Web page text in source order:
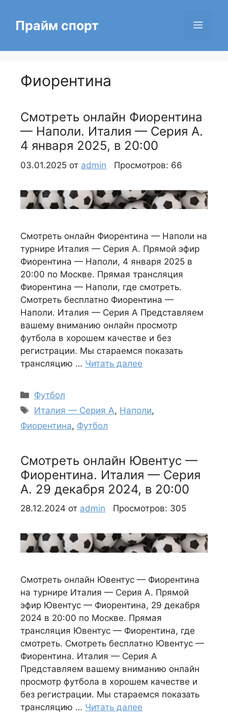
содержимому
Прайм спорт Меню
Фиорентина
Смотреть онлайн Фиорентина
— Наполи. Италия — Серия А.
4 января 2025, в 20:00
03.01.2025 от admin Просмотров: 66
Смотреть онлайн Фиорентина — Наполи на
турнире Италия — Серия А. Прямой эфир
Фиорентина — Наполи, 4 января 2025 в
20:00 по Москве. Прямая трансляция
Фиорентина — Наполи, где смотреть.
Смотреть бесплатно Фиорентина —
Наполи. Италия — Серия А Представляем
вашему вниманию онлайн просмотр
футбола в хорошем качестве и без
регистрации. Мы стараемся показать
трансляцию … Читать далее
Рубрики
Футбол
Метки
Италия — Серия А, Наполи,
Фиорентина, Футбол
Смотреть онлайн Ювентус —
Фиорентина. Италия — Серия
А. 29 декабря 2024, в 20:00
28.12.2024 от admin Просмотров: 305
Смотреть онлайн Ювентус — Фиорентина
на турнире Италия — Серия А. Прямой
эфир Ювентус — Фиорентина, 29 декабря
2024 в 20:00 по Москве. Прямая
трансляция Ювентус — Фиорентина, где
смотреть. Смотреть бесплатно Ювентус —
Фиорентина. Италия — Серия А
Представляем вашему вниманию онлайн
просмотр футбола в хорошем качестве и
без регистрации. Мы стараемся показать
трансляцию … Читать далее